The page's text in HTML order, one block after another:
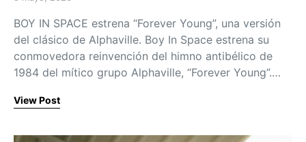
Posted on
BOY IN SPACE estrena “Forever Young”, una versión
del clásico de Alphaville. Boy In Space estrena su
conmovedora reinvención del himno antibélico de
1984 del mítico grupo Alphaville, “Forever Young”.…
View Post